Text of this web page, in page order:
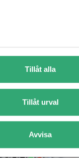
Tillåt alla
Tillåt urval
Avvisa